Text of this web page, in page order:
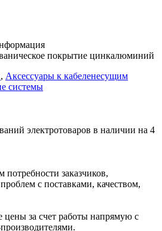
покрытие цинкалюминий
, Аксессуары к кабеленесущим
системы
электротоваров в наличии на 4
заказчиков,
с поставками, качеством,
за счет работы напрямую с